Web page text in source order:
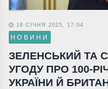
16 СІЧНЯ 2025, 17:04
НОВИНИ
ЗЕЛЕНСЬКИЙ ТА
УГОДУ ПРО 100-
УКРАЇНИ Й